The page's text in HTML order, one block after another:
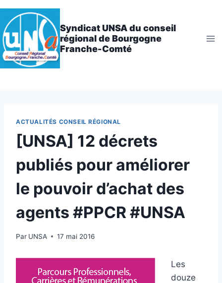
Aller
au
contenu
Syndicat UNSA du conseil
régional de Bourgogne
Franche-Comté
ACTUALITÉS CONSEIL RÉGIONAL
[UNSA] 12 décrets
publiés pour améliorer
le pouvoir d’achat des
agents #PPCR #UNSA
Par UNSA 17 mai 2016
Les
douze